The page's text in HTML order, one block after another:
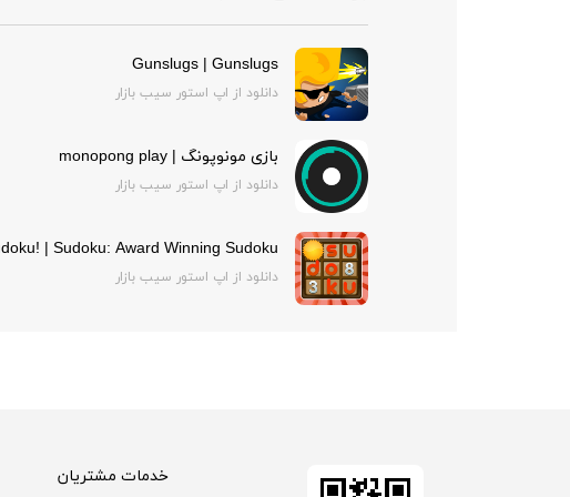
Gunslugs | Gunslugs
دانلود از اپ استور سیب بازار
بازی مونوپونگ | monopong play
دانلود از اپ استور سیب بازار
| Sudoku: Award Winning Sudoku!
دانلود از اپ استور سیب بازار
خدمات مشتریان